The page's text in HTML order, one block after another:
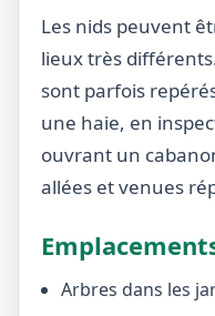
Les nids peuvent
lieux très
sont parfois
une haie, en
ouvrant un
allées et venues
Arbres dans les